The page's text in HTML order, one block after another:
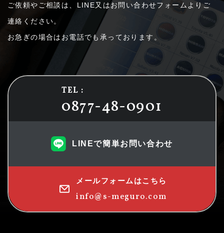
ご依頼やご相談は、LINE又はお問い合わせフォームよりご
連絡ください。
お急ぎの場合はお電話でも承っております。
TEL :
0877-48-0901
LINEで簡単お問い合わせ
メールフォームはこちら
info@s-meguro.com